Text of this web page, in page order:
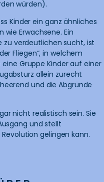
würden).
Kinder ein ganz ähnliches
Erwachsene. Ein
zu verdeutlichen sucht, ist
Fliegen“, in welchem
Gruppe Kinder auf einer
allein zurecht
und die Abgründe
nicht realistisch sein. Sie
und stellt
gelingen kann.